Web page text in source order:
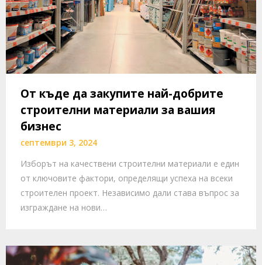
От къде да закупите най-добрите
строителни материали за вашия
бизнес
септември 3, 2024
Изборът на качествени строителни материали е един
от ключовите фактори, определящи успеха на всеки
строителен проект. Независимо дали става въпрос за
изграждане на нови…